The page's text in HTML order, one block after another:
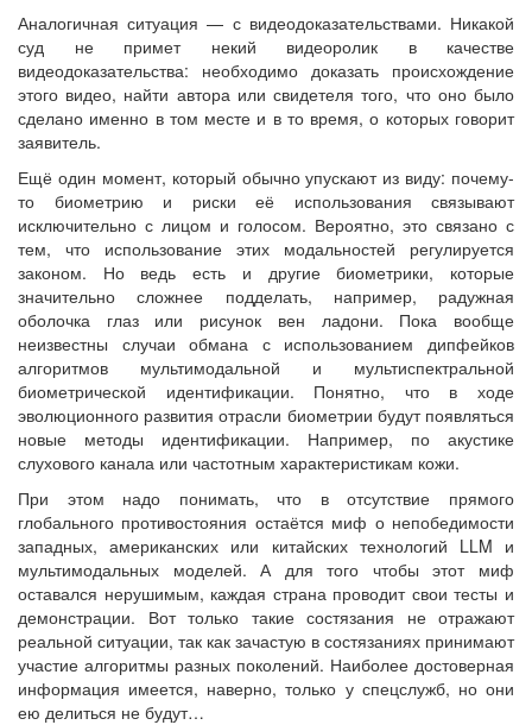
Аналогичная ситуация — с видеодоказательствами. Никакой
суд не примет некий видеоролик в качестве
видеодоказательства: необходимо доказать происхождение
этого видео, найти автора или свидетеля того, что оно было
сделано именно в том месте и в то время, о которых говорит
заявитель.
Ещё один момент, который обычно упускают из виду: почему-
то биометрию и риски её использования связывают
исключительно с лицом и голосом. Вероятно, это связано с
тем, что использование этих модальностей регулируется
законом. Но ведь есть и другие биометрики, которые
значительно сложнее подделать, например, радужная
оболочка глаз или рисунок вен ладони. Пока вообще
неизвестны случаи обмана с использованием дипфейков
алгоритмов мультимодальной и мультиспектральной
биометрической идентификации. Понятно, что в ходе
эволюционного развития отрасли биометрии будут появляться
новые методы идентификации. Например, по акустике
слухового канала или частотным характеристикам кожи.
При этом надо понимать, что в отсутствие прямого
глобального противостояния остаётся миф о непобедимости
западных, американских или китайских технологий LLM и
мультимодальных моделей. А для того чтобы этот миф
оставался нерушимым, каждая страна проводит свои тесты и
демонстрации. Вот только такие состязания не отражают
реальной ситуации, так как зачастую в состязаниях принимают
участие алгоритмы разных поколений. Наиболее достоверная
информация имеется, наверно, только у спецслужб, но они
ею делиться не будут…